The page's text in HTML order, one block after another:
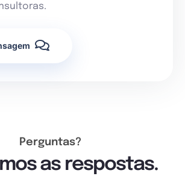
Perguntas?
as respostas.